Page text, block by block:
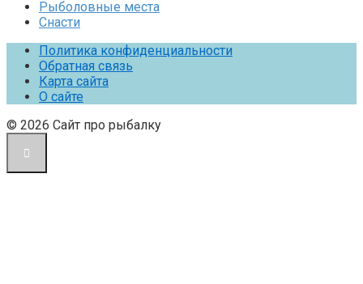
Рыболовные места
Снасти
Политика конфиденциальности
Обратная связь
Карта сайта
О сайте
© 2026 Сайт про рыбалку